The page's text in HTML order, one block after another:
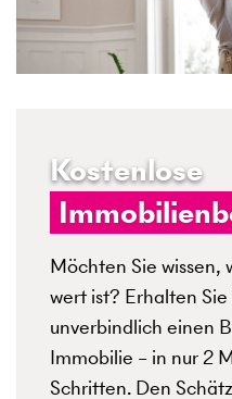
Kostenlose
Möchten Sie wissen,
wert ist? Erhalten
unverbindlich einen
Immobilie – in nur 2
Schritten. Den